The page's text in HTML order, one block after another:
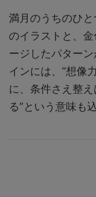
満月のうちのひ
のイラストと、
ージしたパター
インには、“想像
に、条件さえ整
る”という意味も